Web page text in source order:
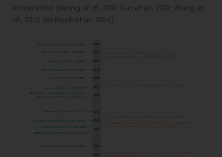
estadístico (Wang et al. , 2011; Zuo et al. , 2012; Wang et
al. , 2013; Wetherill et al. , 2014).